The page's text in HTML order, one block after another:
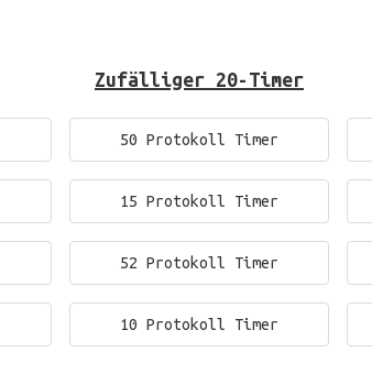
Zufälliger 20-Timer
50 Protokoll Timer
15 Protokoll Timer
52 Protokoll Timer
10 Protokoll Timer